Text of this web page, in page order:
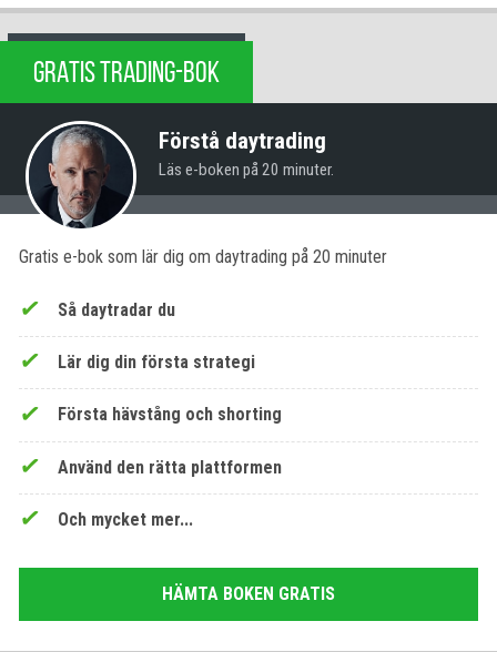
GRATIS TRADING-BOK
Förstå daytrading
Läs e-boken på 20 minuter.
Gratis e-bok som lär dig om daytrading på 20 minuter
Så daytradar du
Lär dig din första strategi
Första hävstång och shorting
Använd den rätta plattformen
Och mycket mer...
HÄMTA BOKEN GRATIS